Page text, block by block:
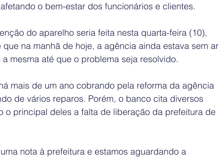
o bem-estar dos funcionários e clientes.
do aparelho seria feita nesta quarta-feira (10),
na manhã de hoje, a agência ainda estava sem ar
mesma até que o problema seja resolvido.
mais de um ano cobrando pela reforma da agência
de vários reparos. Porém, o banco cita diversos
o principal deles a falta de liberação da prefeitura de
nota à prefeitura e estamos aguardando a